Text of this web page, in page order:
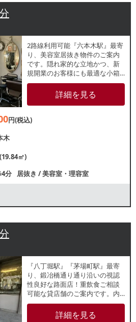
2路線利用可能『六本木駅』最寄
り、美容室居抜き物件のご案内
です。隠れ家的な立地かつ、新
規開業のお客様にも最適な小箱
物件です。天井高は2,690mmで
す。諸条件等、お気軽にお問合
せください。
詳細を見る
円(税込)
木
㎡)
分 居抜き /美容室・理容室
『八丁堀駅』『茅場町駅』最寄
り、鍛冶橋通り通り沿いの視認
性良好な路面店！重飲食ご相談
可能な貸店舗のご案内です。内
装レイアウト自由自在なスケル
トンでの引渡しです。オフィス
詳細を見る